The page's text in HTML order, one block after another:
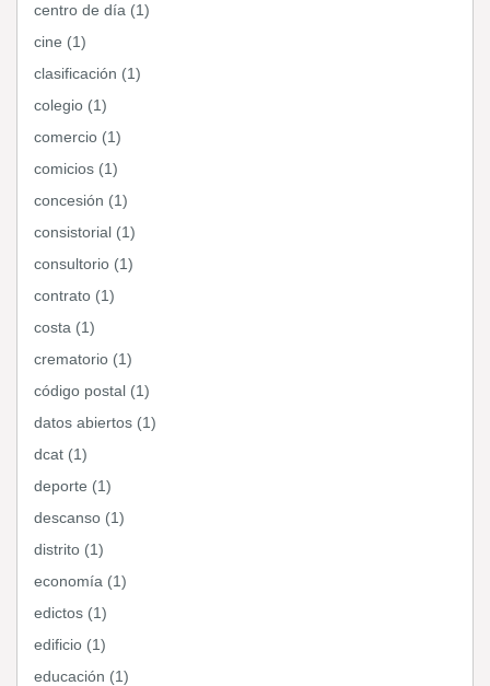
centro de día (1)
cine (1)
clasificación (1)
colegio (1)
comercio (1)
comicios (1)
concesión (1)
consistorial (1)
consultorio (1)
contrato (1)
costa (1)
crematorio (1)
código postal (1)
datos abiertos (1)
dcat (1)
deporte (1)
descanso (1)
distrito (1)
economía (1)
edictos (1)
edificio (1)
educación (1)